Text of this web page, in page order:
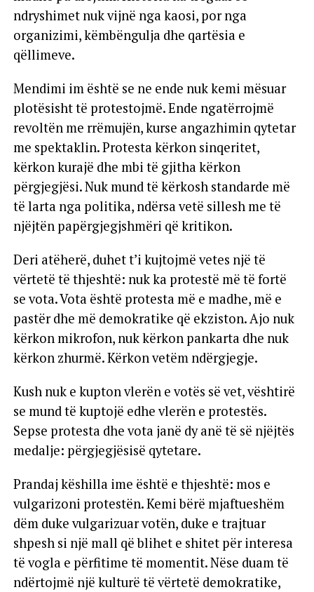
ndryshimet nuk vijnë nga kaosi, por nga
organizimi, këmbëngulja dhe qartësia e
qëllimeve.
Mendimi im është se ne ende nuk kemi mësuar
plotësisht të protestojmë. Ende ngatërrojmë
revoltën me rrëmujën, kurse angazhimin qytetar
me spektaklin. Protesta kërkon sinqeritet,
kërkon kurajë dhe mbi të gjitha kërkon
përgjegjësi. Nuk mund të kërkosh standarde më
të larta nga politika, ndërsa vetë sillesh me të
njëjtën papërgjegjshmëri që kritikon.
Deri atëherë, duhet t’i kujtojmë vetes një të
vërtetë të thjeshtë: nuk ka protestë më të fortë
se vota. Vota është protesta më e madhe, më e
pastër dhe më demokratike që ekziston. Ajo nuk
kërkon mikrofon, nuk kërkon pankarta dhe nuk
kërkon zhurmë. Kërkon vetëm ndërgjegje.
Kush nuk e kupton vlerën e votës së vet, vështirë
se mund të kuptojë edhe vlerën e protestës.
Sepse protesta dhe vota janë dy anë të së njëjtës
medalje: përgjegjësisë qytetare.
Prandaj këshilla ime është e thjeshtë: mos e
vulgarizoni protestën. Kemi bërë mjaftueshëm
dëm duke vulgarizuar votën, duke e trajtuar
shpesh si një mall që blihet e shitet për interesa
të vogla e përfitime të momentit. Nëse duam të
ndërtojmë një kulturë të vërtetë demokratike,